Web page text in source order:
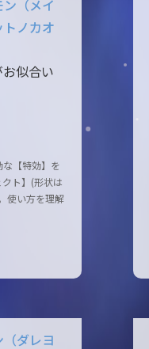
（メイ
トノカオ
お似合い
な【特効】を
ト】(形状は
使い方を理解
ダレヨ